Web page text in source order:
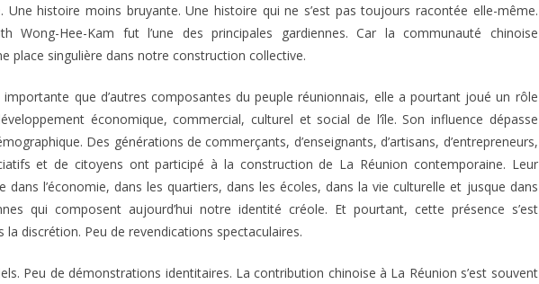
Une histoire moins bruyante. Une histoire qui ne s’est pas toujours racontée elle-même.
Wong-Hee-Kam fut l’une des principales gardiennes. Car la communauté chinoise
place singulière dans notre construction collective.
que d’autres composantes du peuple réunionnais, elle a pourtant joué un rôle
économique, commercial, culturel et social de l’île. Son influence dépasse
Des générations de commerçants, d’enseignants, d’artisans, d’entrepreneurs,
et de citoyens ont participé à la construction de La Réunion contemporaine. Leur
dans l’économie, dans les quartiers, dans les écoles, dans la vie culturelle et jusque dans
qui composent aujourd’hui notre identité créole. Et pourtant, cette présence s’est
discrétion. Peu de revendications spectaculaires.
Peu de démonstrations identitaires. La contribution chinoise à La Réunion s’est souvent